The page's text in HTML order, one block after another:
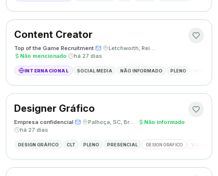
Content Creator
Top of the Game Recruitment· · Letchworth, Reino Unido ·
Não mencionado· há 27 dias
INTERNACIONAL SOCIAL MEDIA NÃO INFORMADO PLENO
Designer Gráfico
Empresa confidencial· · Palhoça, SC, Brasil · Não informado·
há 27 dias
DESIGN GRÁFICO CLT PLENO PRESENCIAL DESIGN GRÁFICO VAGA